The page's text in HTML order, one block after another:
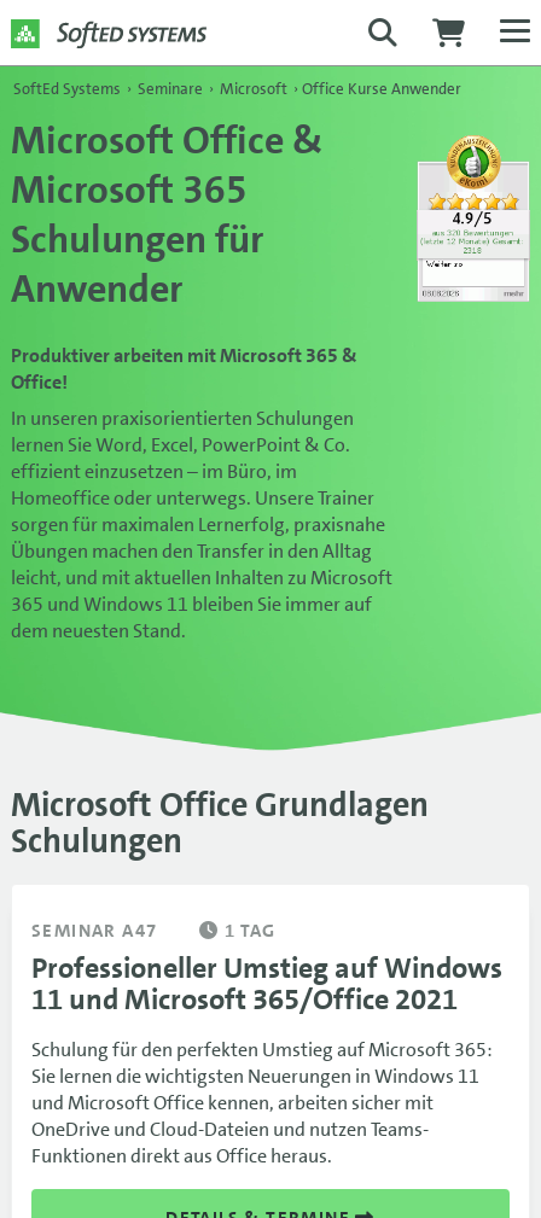
SoftEd Systems › Seminare › Microsoft › Office Kurse Anwender
Microsoft Office &
Microsoft 365
Schulungen für
Anwender
Produktiver arbeiten mit Microsoft 365 &
Office!
In unseren praxisorientierten Schulungen
lernen Sie Word, Excel, PowerPoint & Co.
effizient einzusetzen – im Büro, im
Homeoffice oder unterwegs. Unsere Trainer
sorgen für maximalen Lernerfolg, praxisnahe
Übungen machen den Transfer in den Alltag
leicht, und mit aktuellen Inhalten zu Microsoft
365 und Windows 11 bleiben Sie immer auf
dem neuesten Stand.
Microsoft Office Grundlagen
Schulungen
SEMINAR A47 1 TAG
Professioneller Umstieg auf Windows
11 und Microsoft 365/Office 2021
Schulung für den perfekten Umstieg auf Microsoft 365:
Sie lernen die wichtigsten Neuerungen in Windows 11
und Microsoft Office kennen, arbeiten sicher mit
OneDrive und Cloud-Dateien und nutzen Teams-
Funktionen direkt aus Office heraus.